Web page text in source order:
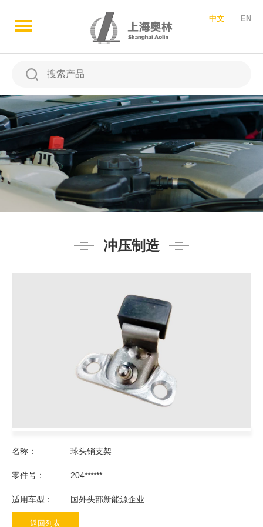
中文 EN
冲压制造
名称： 球头销支架
零件号： 204******
适用车型： 国外头部新能源企业
返回列表